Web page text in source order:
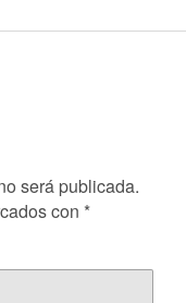
será publicada.
con *